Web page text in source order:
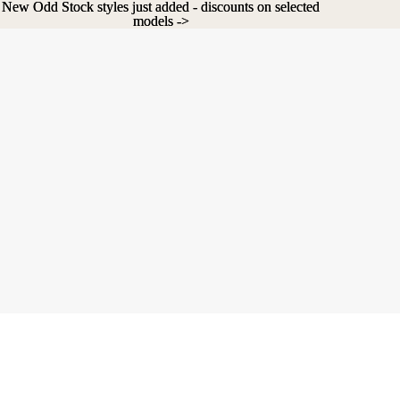
New Odd Stock styles just added - discounts on selected
models ->
New Odd Stock styles just added - discounts on selected
models ->